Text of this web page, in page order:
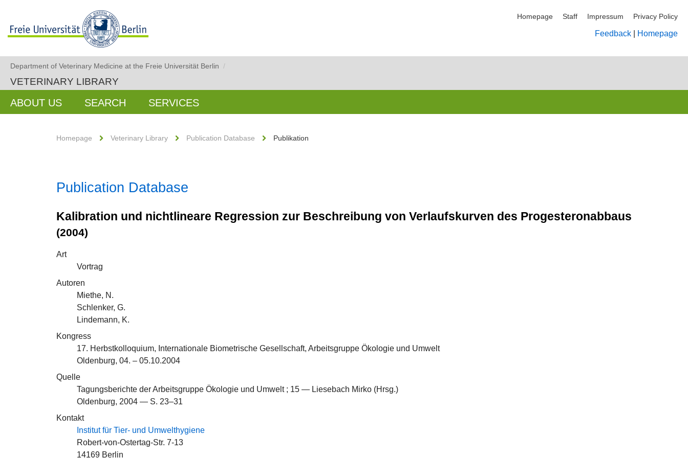
Homepage Staff Impressum Privacy Policy
Feedback Homepage
Department of Veterinary Medicine at the Freie Universität Berlin /
VETERINARY LIBRARY
ABOUT US SEARCH SERVICES
Homepage Veterinary Library Publication Database Publikation
Publication Database
Kalibration und nichtlineare Regression zur Beschreibung von Verlaufskurven des Progesteronabbaus
(2004)
Art
Vortrag
Autoren
Miethe, N.
Schlenker, G.
Lindemann, K.
Kongress
17. Herbstkolloquium, Internationale Biometrische Gesellschaft, Arbeitsgruppe Ökologie und Umwelt
Oldenburg, 04. – 05.10.2004
Quelle
Tagungsberichte der Arbeitsgruppe Ökologie und Umwelt ; 15 — Liesebach Mirko (Hrsg.)
Oldenburg, 2004 — S. 23–31
Kontakt
Institut für Tier- und Umwelthygiene
Robert-von-Ostertag-Str. 7-13
14169 Berlin